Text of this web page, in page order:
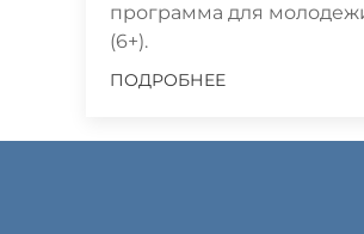
программа для
(6+).
ПОДРОБНЕЕ